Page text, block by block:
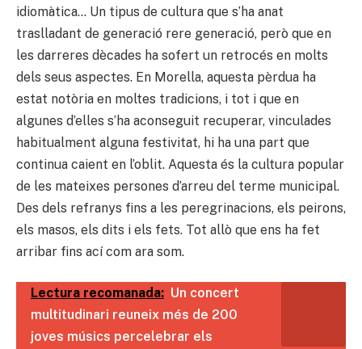
idiomàtica… Un tipus de cultura que s’ha anat
traslladant de generació rere generació, però que en
les darreres dècades ha sofert un retrocés en molts
dels seus aspectes. En Morella, aquesta pèrdua ha
estat notòria en moltes tradicions, i tot i que en
algunes d’elles s’ha aconseguit recuperar, vinculades
habitualment alguna festivitat, hi ha una part que
continua caient en l’oblit. Aquesta és la cultura popular
de les mateixes persones d’arreu del terme municipal.
Des dels refranys fins a les peregrinacions, els peirons,
els masos, els dits i els fets. Tot allò que ens ha fet
arribar fins ací com ara som.
Lectura recomanada: Un concert
multitudinari reuneix més de 200
joves músics percelebrar els